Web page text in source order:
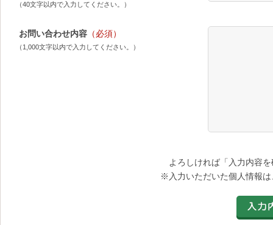
（40文字以内で入力してください。）
お問い合わせ内容 （必須）
（1,000文字以内で入力してください。）
よろしければ「入力内容
※入力いただいた個人情報